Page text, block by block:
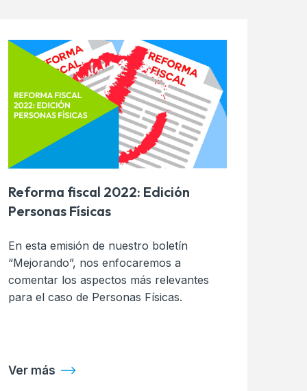
Reforma fiscal 2022: Edición
Personas Físicas
En esta emisión de nuestro boletín
“Mejorando”, nos enfocaremos a
comentar los aspectos más relevantes
para el caso de Personas Físicas.
Ver más